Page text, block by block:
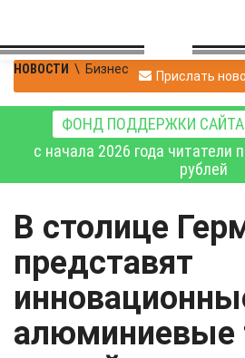
НОВОСТИ \ Бизнес Прислать
ФОНД ПОДДЕРЖКИ САЙТА
с начала 2026 года читатели
рублей
В столице
представят
алюминиевые